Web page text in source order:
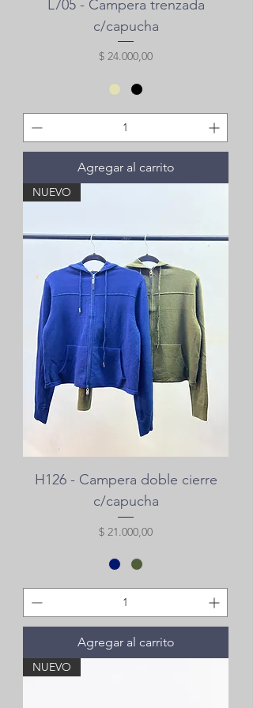
L705 - Campera trenzada
c/capucha
Precio
$ 24.000,00
Agregar al carrito
NUEVO
H126 - Campera doble cierre
c/capucha
Precio
$ 21.000,00
Agregar al carrito
NUEVO